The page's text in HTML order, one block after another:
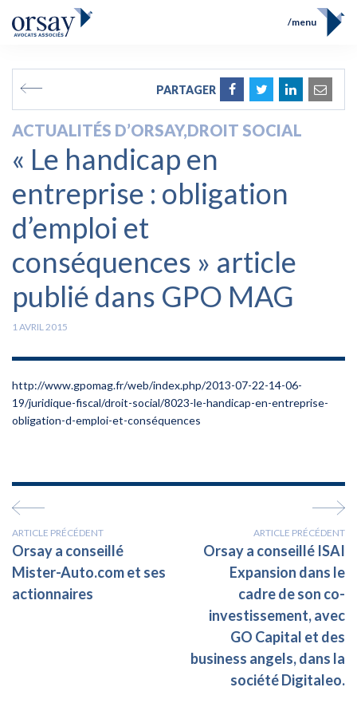
FR
menu
Compétences
Prix et Distinctions
Opérations
Actualités
Contact
PARTAGER
ACTUALITÉS D’ORSAY,DROIT SOCIAL
« Le handicap en
entreprise : obligation
d’emploi et
conséquences » article
publié dans GPO MAG
1 AVRIL 2015
http://www.gpomag.fr/web/index.php/2013-07-22-14-06-
19/juridique-fiscal/droit-social/8023-le-handicap-en-entreprise-
obligation-d-emploi-et-conséquences
ARTICLE PRÉCÉDENT
Orsay a conseillé
Mister-Auto.com et ses
actionnaires
ARTICLE PRÉCÉDENT
Orsay a conseillé ISAI
Expansion dans le
cadre de son co-
investissement, avec
GO Capital et des
business angels, dans la
société Digitaleo.